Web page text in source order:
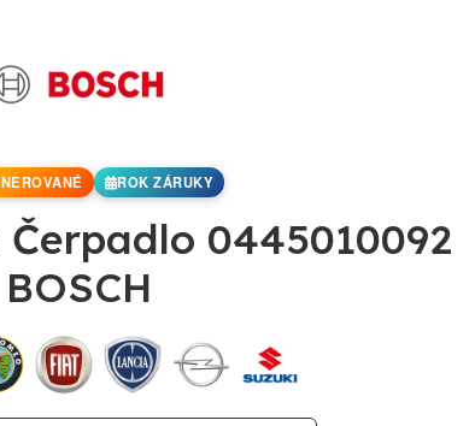
ROK ZÁRUKY
0445010092
BOSCH